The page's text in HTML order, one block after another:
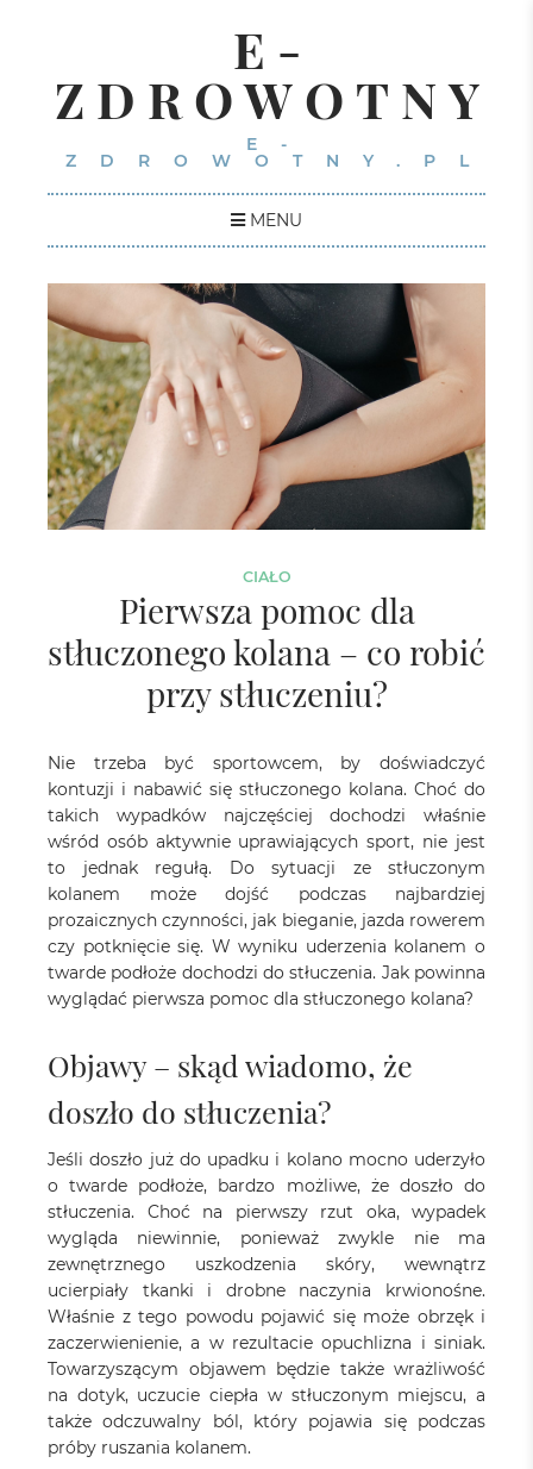
E-
ZDROWOTNY
E-
ZDROWOTNY.PL
MENU
CIAŁO
Pierwsza pomoc dla
stłuczonego kolana – co robić
przy stłuczeniu?
Nie trzeba być sportowcem, by doświadczyć
kontuzji i nabawić się stłuczonego kolana. Choć do
takich wypadków najczęściej dochodzi właśnie
wśród osób aktywnie uprawiających sport, nie jest
to jednak regułą. Do sytuacji ze stłuczonym
kolanem może dojść podczas najbardziej
prozaicznych czynności, jak bieganie, jazda rowerem
czy potknięcie się. W wyniku uderzenia kolanem o
twarde podłoże dochodzi do stłuczenia. Jak powinna
wyglądać pierwsza pomoc dla stłuczonego kolana?
Objawy – skąd wiadomo, że
doszło do stłuczenia?
Jeśli doszło już do upadku i kolano mocno uderzyło
o twarde podłoże, bardzo możliwe, że doszło do
stłuczenia. Choć na pierwszy rzut oka, wypadek
wygląda niewinnie, ponieważ zwykle nie ma
zewnętrznego uszkodzenia skóry, wewnątrz
ucierpiały tkanki i drobne naczynia krwionośne.
Właśnie z tego powodu pojawić się może obrzęk i
zaczerwienienie, a w rezultacie opuchlizna i siniak.
Towarzyszącym objawem będzie także wrażliwość
na dotyk, uczucie ciepła w stłuczonym miejscu, a
także odczuwalny ból, który pojawia się podczas
próby ruszania kolanem.